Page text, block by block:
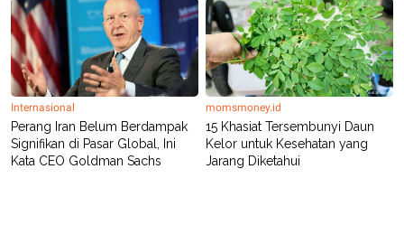
Internasional
Perang Iran Belum Berdampak
Signifikan di Pasar Global, Ini
Kata CEO Goldman Sachs
momsmoney.id
15 Khasiat Tersembunyi Daun
Kelor untuk Kesehatan yang
Jarang Diketahui